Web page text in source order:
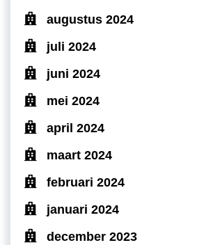
augustus 2024
juli 2024
juni 2024
mei 2024
april 2024
maart 2024
februari 2024
januari 2024
december 2023